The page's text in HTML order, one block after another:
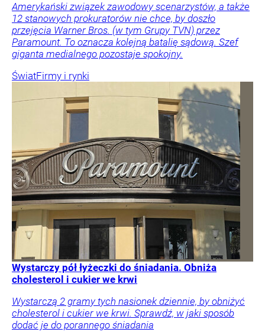
Amerykański związek zawodowy scenarzystów, a także
12 stanowych prokuratorów nie chce, by doszło
przejęcia Warner Bros. (w tym Grupy TVN) przez
Paramount. To oznacza kolejną batalię sądową. Szef
giganta medialnego pozostaje spokojny.
ŚwiatFirmy i rynki
Wystarczy pół łyżeczki do śniadania. Obniża
cholesterol i cukier we krwi
Wystarczą 2 gramy tych nasionek dziennie, by obniżyć
cholesterol i cukier we krwi. Sprawdź, w jaki sposób
dodać je do porannego śniadania